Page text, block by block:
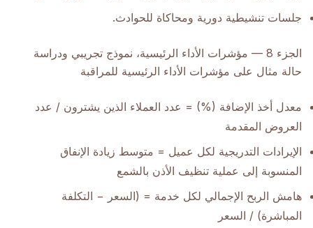
جلسات تنشيطية دورية ومحاكاة للحوادث.
الجزء 8 — مؤشرات الأداء الرئيسية، نموذج تجريبي ودراسة
حالة مثال على مؤشرات الأداء الرئيسية للمراقبة
معدل أخذ الإضافة (%) = عدد العملاء الذين يشترون / عدد
العروض المقدمة
الإيرادات التدريجية لكل عميل = متوسط زيادة الإنفاق
المنسوبة إلى عملية تنظيف الأذن بالشمع
هامش الربح الإجمالي لكل خدمة = (السعر − التكلفة
المباشرة) / السعر